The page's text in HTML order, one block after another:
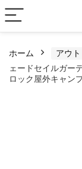
ホーム アウ
ェードセイルガー
ロック屋外キャン